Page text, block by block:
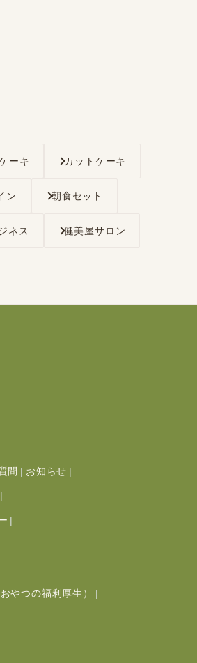
ーキ カットケーキ
ン 朝食セット
ネス 健美屋サロン
問 お知らせ
やつの福利厚生）